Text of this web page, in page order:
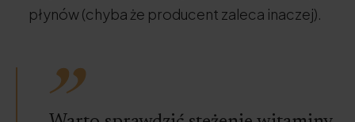
płynów (chyba że producent zaleca inaczej).